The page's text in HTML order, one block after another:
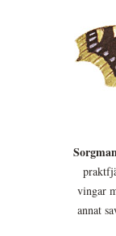
vingar
annat